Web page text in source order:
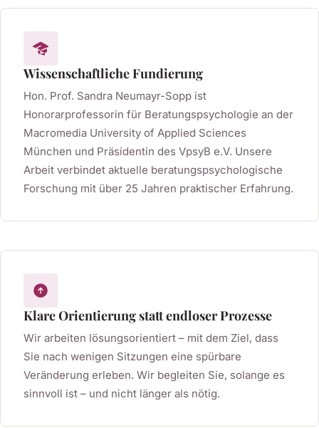
Wissenschaftliche Fundierung
Hon. Prof. Sandra Neumayr-Sopp ist
Honorarprofessorin für Beratungspsychologie an der
Macromedia University of Applied Sciences
München und Präsidentin des VpsyB e.V. Unsere
Arbeit verbindet aktuelle beratungspsychologische
Forschung mit über 25 Jahren praktischer Erfahrung.
Klare Orientierung statt endloser Prozesse
Wir arbeiten lösungsorientiert – mit dem Ziel, dass
Sie nach wenigen Sitzungen eine spürbare
Veränderung erleben. Wir begleiten Sie, solange es
sinnvoll ist – und nicht länger als nötig.